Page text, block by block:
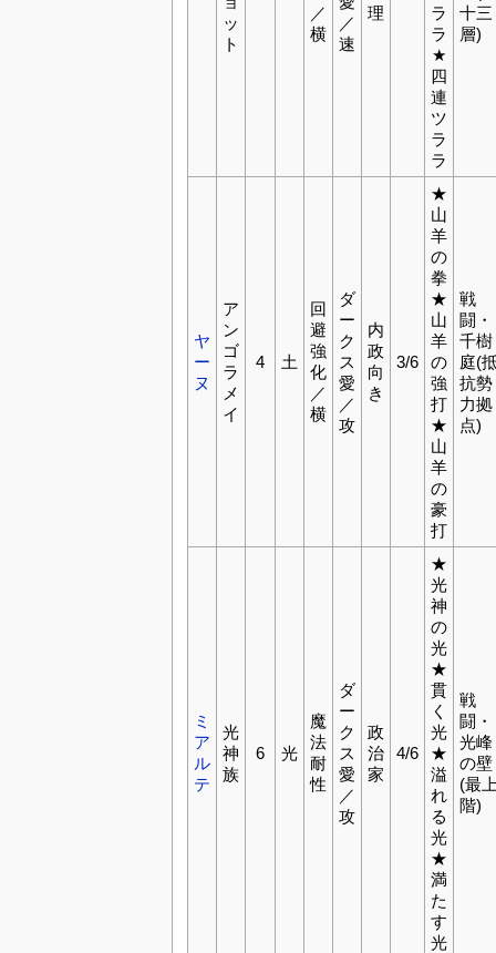
ッ
ト
／
横
／
速
理
ラ
ラ
★
四
連
ツ
ラ
ラ
十三
層)
ヤ
ー
ヌ
ア
ン
ゴ
ラ
メ
イ
4 土
回
避
強
化
／
横
ダ
ー
ク
ス
愛
／
攻
内
政
向
き
3/6
★
山
羊
の
拳
★
山
羊
の
強
打
★
山
羊
の
豪
打
戦
闘・
千樹
庭(
抗勢
力拠
点)
ミ
ア
ル
テ
光
神
族
6 光
魔
法
耐
性
ダ
ー
ク
ス
愛
／
攻
政
治
家
4/6
★
光
神
の
光
★
貫
く
光
★
溢
れ
る
光
★
満
た
す
光
戦
闘・
光峰
の壁
(最
階)